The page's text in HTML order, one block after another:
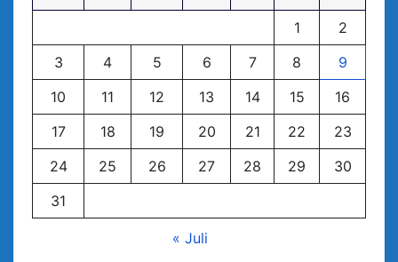
1
2
3
4 5 6 7 8
9
10
11 12 13 14 15
16
17
18 19 20 21 22
23
24
25 26 27 28 29
30
31
« Juli